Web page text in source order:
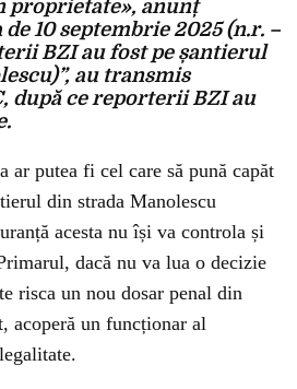
proprietate», anunț
10 septembrie 2025 (n.r. –
BZI au fost pe șantierul
au transmis
după ce reporterii BZI au
putea fi cel care să pună capăt
din strada Manolescu
acesta nu își va controla și
dacă nu va lua o decizie
risca un nou dosar penal din
acoperă un funcționar al